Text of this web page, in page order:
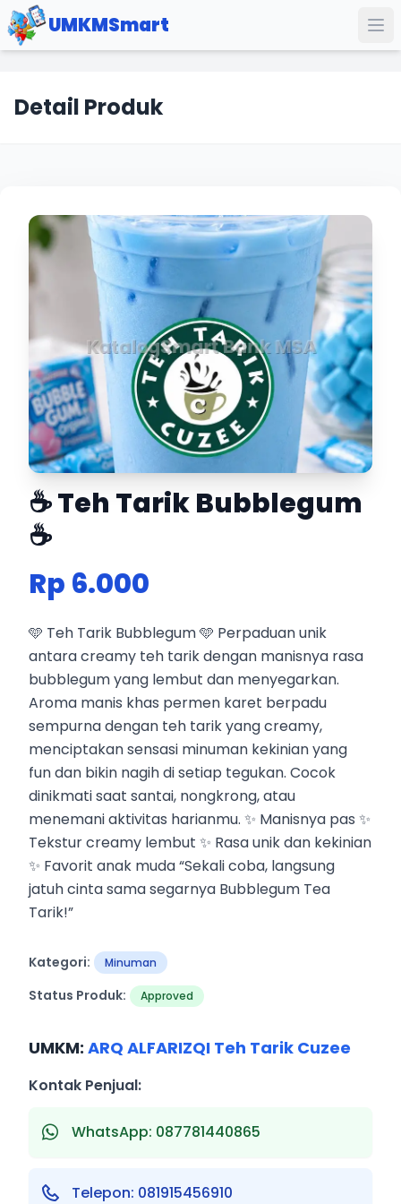
UMKMSmart
Detail Produk
☕ Teh Tarik Bubblegum
☕
Rp 6.000
🩵 Teh Tarik Bubblegum 🩵 Perpaduan unik
antara creamy teh tarik dengan manisnya rasa
bubblegum yang lembut dan menyegarkan.
Aroma manis khas permen karet berpadu
sempurna dengan teh tarik yang creamy,
menciptakan sensasi minuman kekinian yang
fun dan bikin nagih di setiap tegukan. Cocok
dinikmati saat santai, nongkrong, atau
menemani aktivitas harianmu. ✨ Manisnya pas ✨
Tekstur creamy lembut ✨ Rasa unik dan kekinian
✨ Favorit anak muda “Sekali coba, langsung
jatuh cinta sama segarnya Bubblegum Tea
Tarik!”
Kategori: Minuman
Status Produk: Approved
UMKM: ARQ ALFARIZQI Teh Tarik Cuzee
Kontak Penjual:
WhatsApp: 087781440865
Telepon: 081915456910